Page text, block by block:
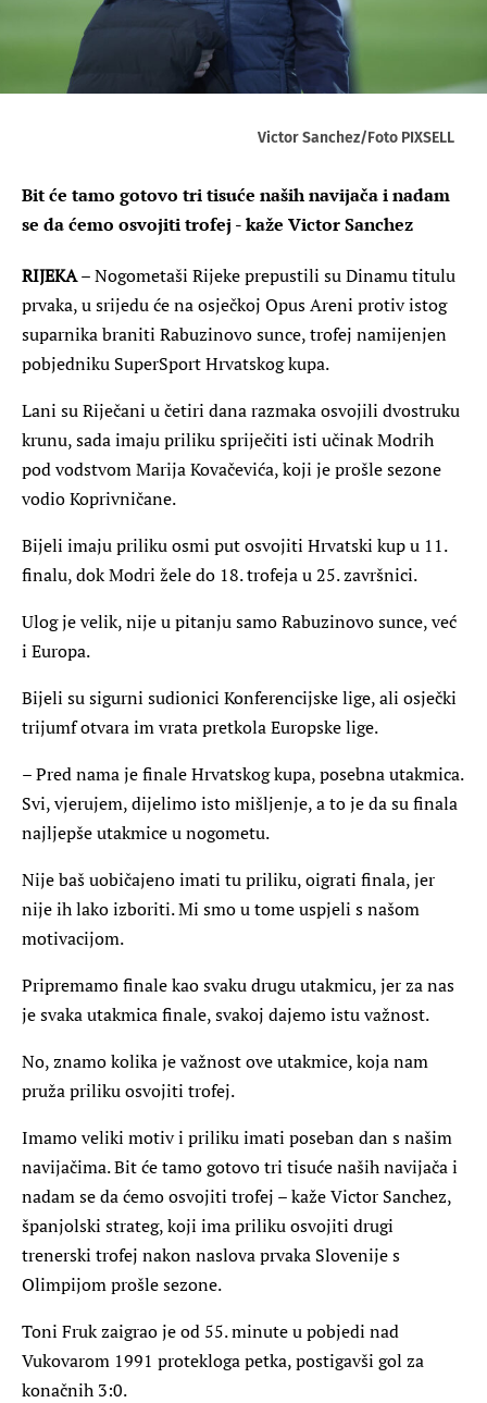
Victor Sanchez/Foto PIXSELL
Bit će tamo gotovo tri tisuće naših navijača i nadam
se da ćemo osvojiti trofej - kaže Victor Sanchez
RIJEKA– Nogometaši Rijeke prepustili su Dinamu titulu
prvaka, u srijedu će na osječkoj Opus Areni protiv istog
suparnika braniti Rabuzinovo sunce, trofej namijenjen
pobjedniku SuperSport Hrvatskog kupa.
Lani su Riječani u četiri dana razmaka osvojili dvostruku
krunu, sada imaju priliku spriječiti isti učinak Modrih
pod vodstvom Marija Kovačevića, koji je prošle sezone
vodio Koprivničane.
Bijeli imaju priliku osmi put osvojiti Hrvatski kup u 11.
finalu, dok Modri žele do 18. trofeja u 25. završnici.
Ulog je velik, nije u pitanju samo Rabuzinovo sunce, već
i Europa.
Bijeli su sigurni sudionici Konferencijske lige, ali osječki
trijumf otvara im vrata pretkola Europske lige.
– Pred nama je finale Hrvatskog kupa, posebna utakmica.
Svi, vjerujem, dijelimo isto mišljenje, a to je da su finala
najljepše utakmice u nogometu.
Nije baš uobičajeno imati tu priliku, oigrati finala, jer
nije ih lako izboriti. Mi smo u tome uspjeli s našom
motivacijom.
Pripremamo finale kao svaku drugu utakmicu, jer za nas
je svaka utakmica finale, svakoj dajemo istu važnost.
No, znamo kolika je važnost ove utakmice, koja nam
pruža priliku osvojiti trofej.
Imamo veliki motiv i priliku imati poseban dan s našim
navijačima. Bit će tamo gotovo tri tisuće naših navijača i
nadam se da ćemo osvojiti trofej – kaže Victor Sanchez,
španjolski strateg, koji ima priliku osvojiti drugi
trenerski trofej nakon naslova prvaka Slovenije s
Olimpijom prošle sezone.
Toni Fruk zaigrao je od 55. minute u pobjedi nad
Vukovarom 1991 protekloga petka, postigavši gol za
konačnih 3:0.